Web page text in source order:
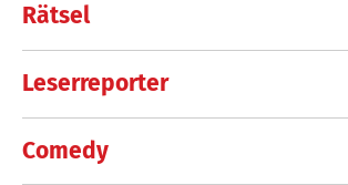
Rätsel
Leserreporter
Comedy